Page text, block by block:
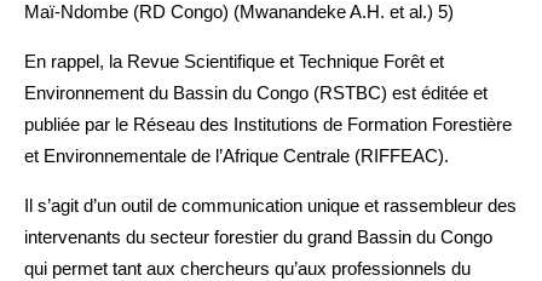
Maï-Ndombe (RD Congo) (Mwanandeke A.H. et al.) 5)
En rappel, la Revue Scientifique et Technique Forêt et
Environnement du Bassin du Congo (RSTBC) est éditée et
publiée par le Réseau des Institutions de Formation Forestière
et Environnementale de l’Afrique Centrale (RIFFEAC).
Il s’agit d’un outil de communication unique et rassembleur des
intervenants du secteur forestier du grand Bassin du Congo
qui permet tant aux chercheurs qu’aux professionnels du